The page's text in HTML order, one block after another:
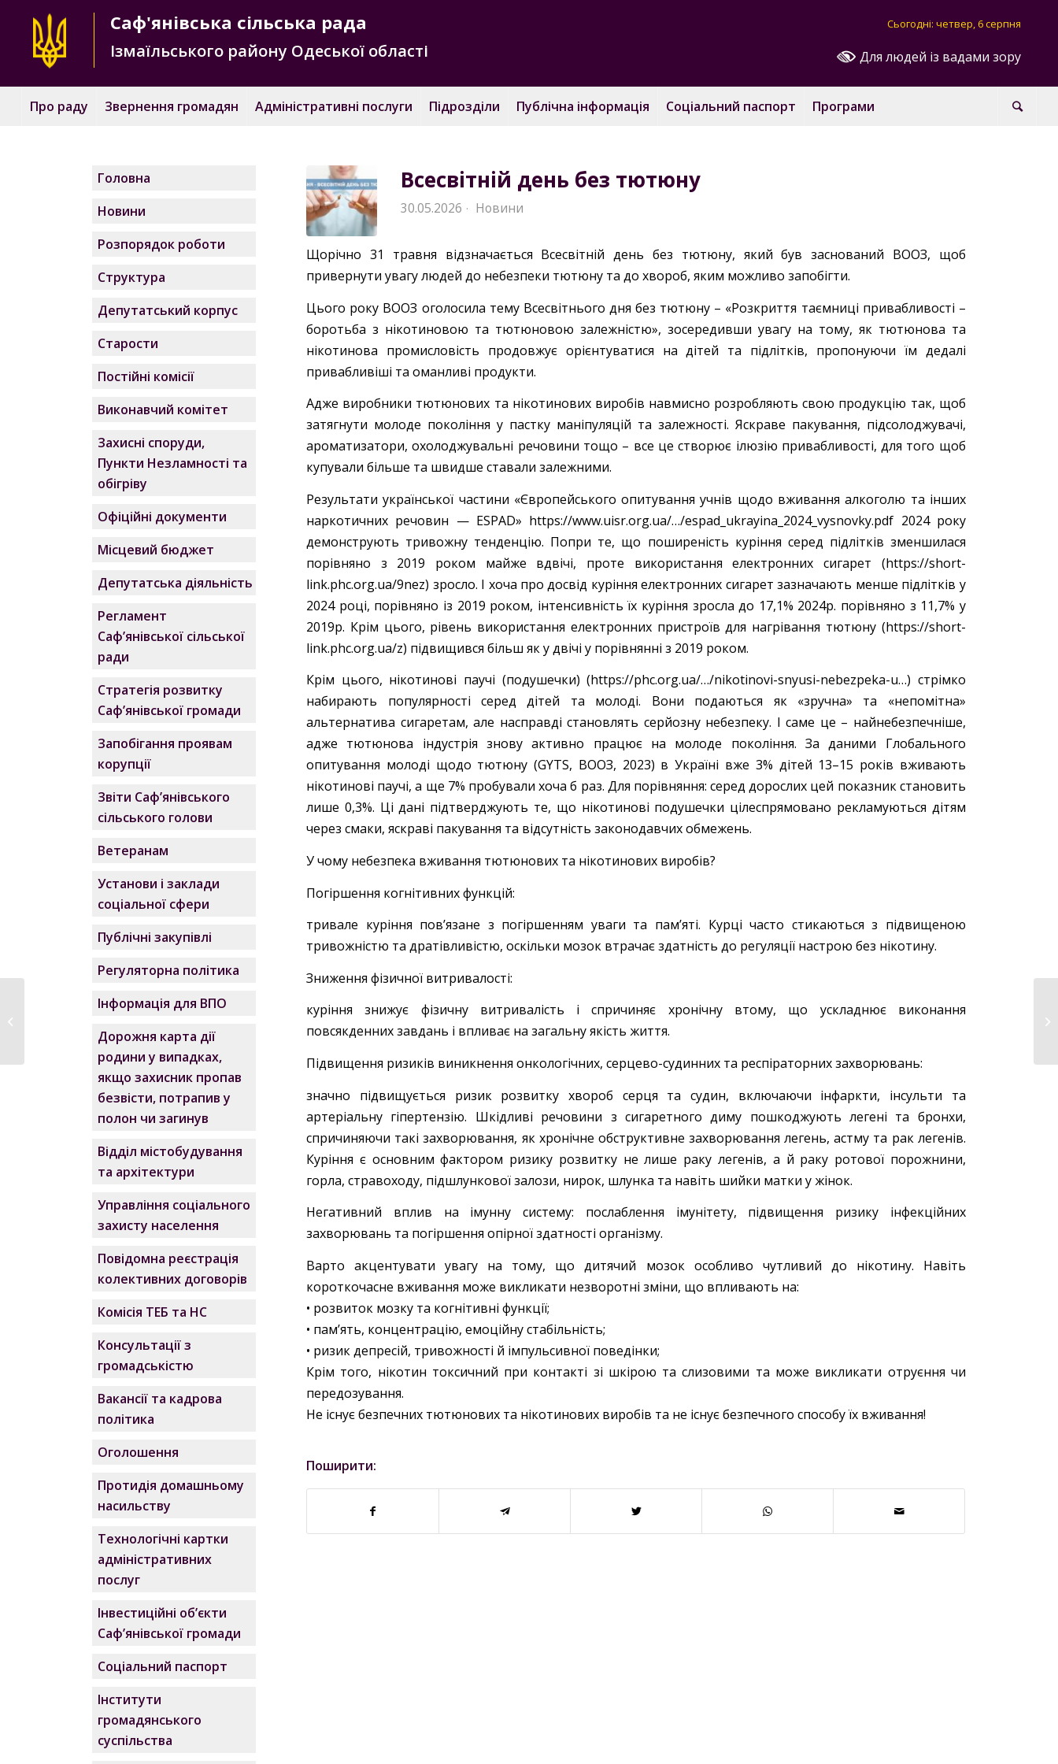
Для людей із вадами зору
Сьогодні: четвер, 6 серпня
Саф'янівська сільська рада
Ізмаїльського району Одеської області
Про раду Звернення громадян Адміністративні послуги Підрозділи Публічна інформація Соціальний паспорт Програми
Всесвітній день без тютюну
30.05.2026 · Новини
Щорічно 31 травня відзначається Всесвітній день без тютюну, який був заснований ВООЗ, щоб
привернути увагу людей до небезпеки тютюну та до хвороб, яким можливо запобігти.
Цього року ВООЗ оголосила тему Всесвітнього дня без тютюну – «Розкриття таємниці привабливості –
боротьба з нікотиновою та тютюновою залежністю», зосередивши увагу на тому, як тютюнова та
нікотинова промисловість продовжує орієнтуватися на дітей та підлітків, пропонуючи їм дедалі
привабливіші та оманливі продукти.
Адже виробники тютюнових та нікотинових виробів навмисно розробляють свою продукцію так, щоб
затягнути молоде покоління у пастку маніпуляцій та залежності. Яскраве пакування, підсолоджувачі,
ароматизатори, охолоджувальні речовини тощо – все це створює ілюзію привабливості, для того щоб
купували більше та швидше ставали залежними.
Результати української частини «Європейського опитування учнів щодо вживання алкоголю та інших
наркотичних речовин — ESPAD» https://www.uisr.org.ua/…/espad_ukrayina_2024_vysnovky.pdf 2024 року
демонструють тривожну тенденцію. Попри те, що поширеність куріння серед підлітків зменшилася
порівняно з 2019 роком майже вдвічі, проте використання електронних сигарет (https://short-
link.phc.org.ua/9nez) зросло. І хоча про досвід куріння електронних сигарет зазначають менше підлітків у
2024 році, порівняно із 2019 роком, інтенсивність їх куріння зросла до 17,1% 2024р. порівняно з 11,7% у
2019р. Крім цього, рівень використання електронних пристроїв для нагрівання тютюну (https://short-
link.phc.org.ua/z) підвищився більш як у двічі у порівнянні з 2019 роком.
Крім цього, нікотинові паучі (подушечки) (https://phc.org.ua/…/nikotinovi-snyusi-nebezpeka-u…) стрімко
набирають популярності серед дітей та молоді. Вони подаються як «зручна» та «непомітна»
альтернатива сигаретам, але насправді становлять серйозну небезпеку. І саме це – найнебезпечніше,
адже тютюнова індустрія знову активно працює на молоде покоління. За даними Глобального
опитування молоді щодо тютюну (GYTS, ВООЗ, 2023) в Україні вже 3% дітей 13–15 років вживають
нікотинові паучі, а ще 7% пробували хоча б раз. Для порівняння: серед дорослих цей показник становить
лише 0,3%. Ці дані підтверджують те, що нікотинові подушечки цілеспрямовано рекламуються дітям
через смаки, яскраві пакування та відсутність законодавчих обмежень.
У чому небезпека вживання тютюнових та нікотинових виробів?
Погіршення когнітивних функцій:
тривале куріння пов’язане з погіршенням уваги та пам’яті. Курці часто стикаються з підвищеною
тривожністю та дратівливістю, оскільки мозок втрачає здатність до регуляції настрою без нікотину.
Зниження фізичної витривалості:
куріння знижує фізичну витривалість і спричиняє хронічну втому, що ускладнює виконання
повсякденних завдань і впливає на загальну якість життя.
Підвищення ризиків виникнення онкологічних, серцево-судинних та респіраторних захворювань:
значно підвищується ризик розвитку хвороб серця та судин, включаючи інфаркти, інсульти та
артеріальну гіпертензію. Шкідливі речовини з сигаретного диму пошкоджують легені та бронхи,
спричиняючи такі захворювання, як хронічне обструктивне захворювання легень, астму та рак легенів.
Куріння є основним фактором ризику розвитку не лише раку легенів, а й раку ротової порожнини,
горла, стравоходу, підшлункової залози, нирок, шлунка та навіть шийки матки у жінок.
Негативний вплив на імунну систему: послаблення імунітету, підвищення ризику інфекційних
захворювань та погіршення опірної здатності організму.
Варто акцентувати увагу на тому, що дитячий мозок особливо чутливий до нікотину. Навіть
короткочасне вживання може викликати незворотні зміни, що впливають на:
• розвиток мозку та когнітивні функції;
• пам’ять, концентрацію, емоційну стабільність;
• ризик депресій, тривожності й імпульсивної поведінки;
Крім того, нікотин токсичний при контакті зі шкірою та слизовими та може викликати отруєння чи
передозування.
Не існує безпечних тютюнових та нікотинових виробів та не існує безпечного способу їх вживання!
Поширити:
Головна
Новини
Розпорядок роботи
Структура
Депутатський корпус
Старости
Постійні комісії
Виконавчий комітет
Захисні споруди,
Пункти Незламності та
обігріву
Офіційні документи
Місцевий бюджет
Депутатська діяльність
Регламент
Саф’янівської сільської
ради
Стратегія розвитку
Саф’янівської громади
Запобігання проявам
корупції
Звіти Саф’янівського
сільського голови
Ветеранам
Установи і заклади
соціальної сфери
Публічні закупівлі
Регуляторна політика
Інформація для ВПО
Дорожня карта дії
родини у випадках,
якщо захисник пропав
безвісти, потрапив у
полон чи загинув
Відділ містобудування
та архітектури
Управління соціального
захисту населення
Повідомна реєстрація
колективних договорів
Комісія ТЕБ та НС
Консультації з
громадськістю
Вакансії та кадрова
політика
Оголошення
Протидія домашньому
насильству
Технологічні картки
адміністративних
послуг
Інвестиційні об’єкти
Саф’янівської громади
Соціальний паспорт
Інститути
громадянського
суспільства
Щемлива мить
Саф’янівської...